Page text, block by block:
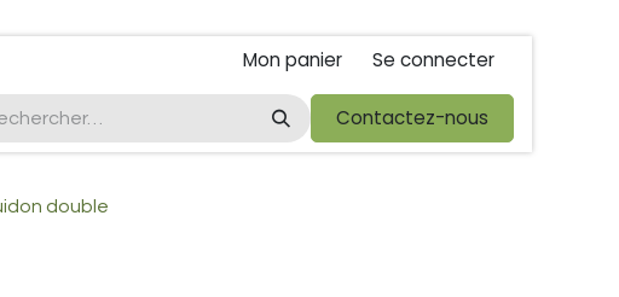
Mon panier Se connecter
Kubota foire de libramont Droit de rétractations
Contactez-nous
double